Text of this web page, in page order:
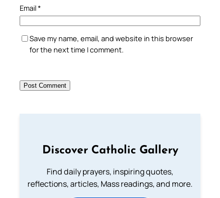
Email*
Save my name, email, and website in this browser
for the next time I comment.
Discover Catholic Gallery
Find daily prayers, inspiring quotes,
reflections, articles, Mass readings, and more.